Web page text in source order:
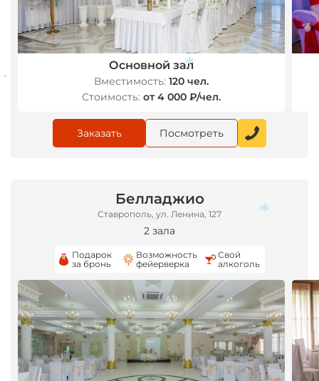
Основной зал
Вместимость: 120 чел.
Стоимость: от 4 000 ₽/чел.
Заказать Посмотреть
Белладжио
Ставрополь, ул. Ленина, 127
2 зала
Подарок
за бронь
Возможность
фейерверка
Свой
алкоголь*
*